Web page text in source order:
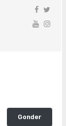
Gonder